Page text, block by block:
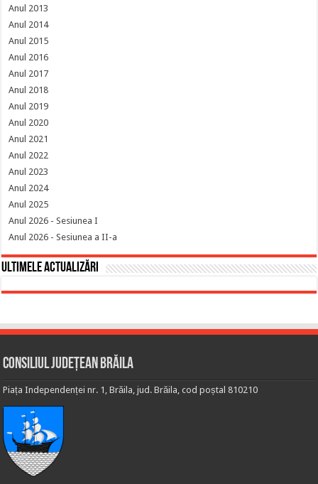
Anul 2013
Anul 2014
Anul 2015
Anul 2016
Anul 2017
Anul 2018
Anul 2019
Anul 2020
Anul 2021
Anul 2022
Anul 2023
Anul 2024
Anul 2025
Anul 2026 - Sesiunea I
Anul 2026 - Sesiunea a II-a
Ultimele actualizări
Consiliul Județean Brăila
Piața Independenței nr. 1, Brăila, jud. Brăila, cod poștal 810210